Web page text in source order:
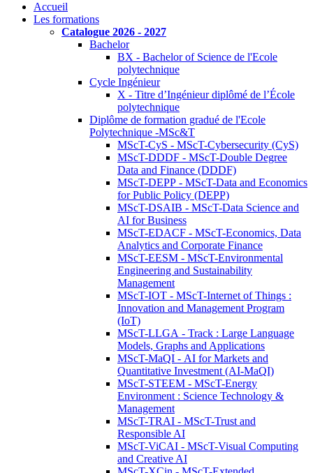
Accueil
Les formations
Catalogue 2026 - 2027
Bachelor
BX - Bachelor of Science de l'Ecole
polytechnique
Cycle Ingénieur
X - Titre d’Ingénieur diplômé de l’École
polytechnique
Diplôme de formation gradué de l'Ecole
Polytechnique -MSc&T
MScT-CyS - MScT-Cybersecurity (CyS)
MScT-DDDF - MScT-Double Degree
Data and Finance (DDDF)
MScT-DEPP - MScT-Data and Economics
for Public Policy (DEPP)
MScT-DSAIB - MScT-Data Science and
AI for Business
MScT-EDACF - MScT-Economics, Data
Analytics and Corporate Finance
MScT-EESM - MScT-Environmental
Engineering and Sustainability
Management
MScT-IOT - MScT-Internet of Things :
Innovation and Management Program
(IoT)
MScT-LLGA - Track : Large Language
Models, Graphs and Applications
MScT-MaQI - AI for Markets and
Quantitative Investment (AI-MaQI)
MScT-STEEM - MScT-Energy
Environment : Science Technology &
Management
MScT-TRAI - MScT-Trust and
Responsible AI
MScT-ViCAI - MScT-Visual Computing
and Creative AI